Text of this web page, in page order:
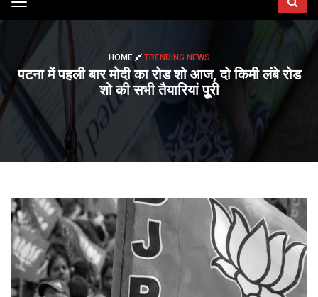
Toggle
navigation
HOME TRENDING NEWS
पटना में पहली बार मोदी का रोड शो आज, दो किमी लंबे रोड
शो की सभी तैयारियां पूुरी